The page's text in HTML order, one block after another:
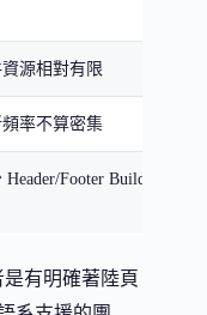
源相對有限
頻率不算密集
Header/Footer Builder 功能
有明確著陸頁